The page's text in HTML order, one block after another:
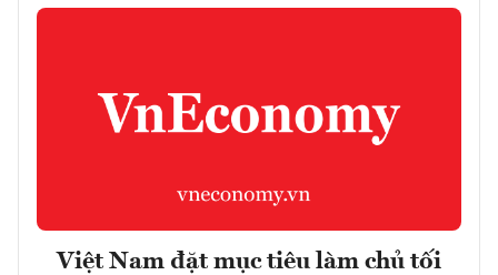
Việt Nam đặt mục tiêu làm chủ tối